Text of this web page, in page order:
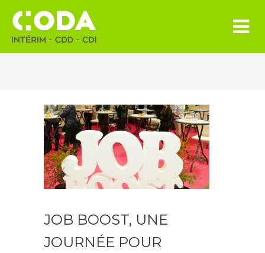
JOB BOOST, UNE
JOURNÉE POUR